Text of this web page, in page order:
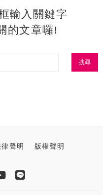
輸入關鍵字
的文章囉!
聲明 版權聲明